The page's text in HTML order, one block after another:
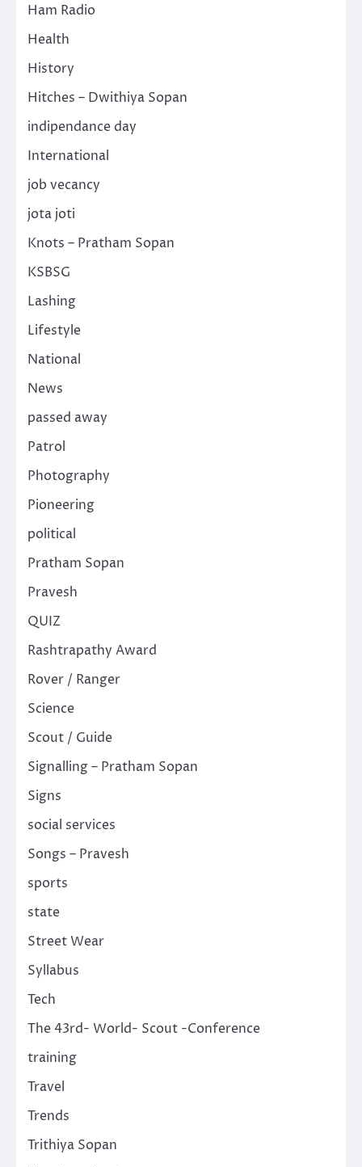
Ham Radio
Health
History
Hitches – Dwithiya Sopan
indipendance day
International
job vecancy
jota joti
Knots – Pratham Sopan
KSBSG
Lashing
Lifestyle
National
News
passed away
Patrol
Photography
Pioneering
political
Pratham Sopan
Pravesh
QUIZ
Rashtrapathy Award
Rover / Ranger
Science
Scout / Guide
Signalling – Pratham Sopan
Signs
social services
Songs – Pravesh
sports
state
Street Wear
Syllabus
Tech
The 43rd- World- Scout -Conference
training
Travel
Trends
Trithiya Sopan